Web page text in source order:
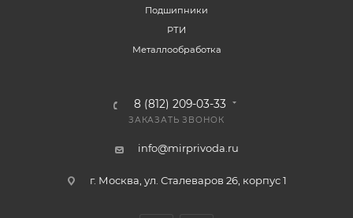
Подшипники
РТИ
Металлообработка
8 (812) 209-03-33
ЗАКАЗАТЬ ЗВОНОК
info@mirprivoda.ru
г. Москва, ул. Сталеваров 26, корпус 1